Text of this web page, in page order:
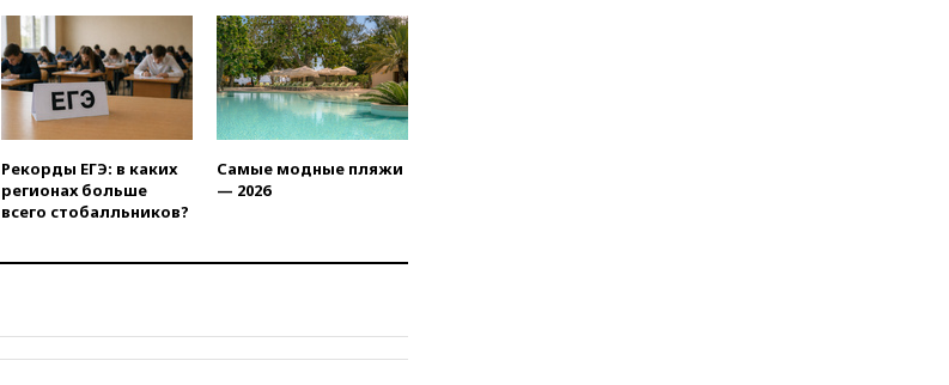
Шереметьево
17:35
Шесть человек
пострадали при ударе ВСУ по
автобусу в Запорожской
области
Геленджика сняты
ограничения
пострадавшему от атак на
Books запросили четыре года
условно
Рекорды ЕГЭ: в каких
регионах больше
всего стобалльников?
Самые модные пляжи
— 2026